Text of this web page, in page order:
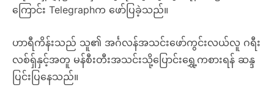
ကြောင်း Telegraphက ဖော်ပြခဲ့သည်။
ဟာရီကိန်းသည် သူ၏ အင်္ဂလန်အသင်းဖော်ကွင်းလယ်လူ ဂရီး
လစ်ရှ်နှင့်အတူ မန်စီးတီးအသင်းသို့ပြောင်းရွှေ့ကစားရန် ဆန္ဒ
ပြင်းပြနေသည်။